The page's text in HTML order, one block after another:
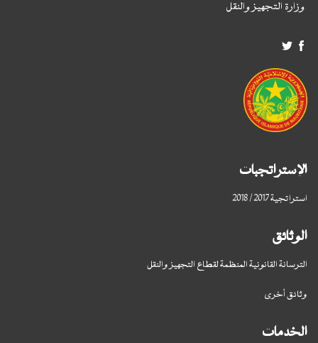
وزارة التجهيز والنقل
الإستراتجبات
استراتجية 2017 / 2018
الوثائق
الترسانة القانونية المنظمة لقطاع التجهيز والنقل
وثائق أخرى
الخدمات